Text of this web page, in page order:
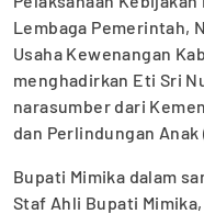
Lembaga Pemerintah,
Usaha Kewenangan
menghadirkan Eti Sri
narasumber dari
dan Perlindungan
Bupati Mimika dalam
Staf Ahli Bupati